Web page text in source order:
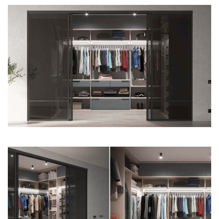
Правовая информация Поддержка сайта